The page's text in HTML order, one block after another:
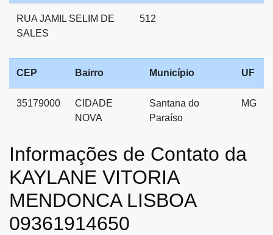
RUA JAMIL SELIM DE
SALES
512
CEP Bairro Município UF
35179000
CIDADE
NOVA
Santana do
Paraíso
MG
Informações de Contato da
KAYLANE VITORIA
MENDONCA LISBOA
09361914650